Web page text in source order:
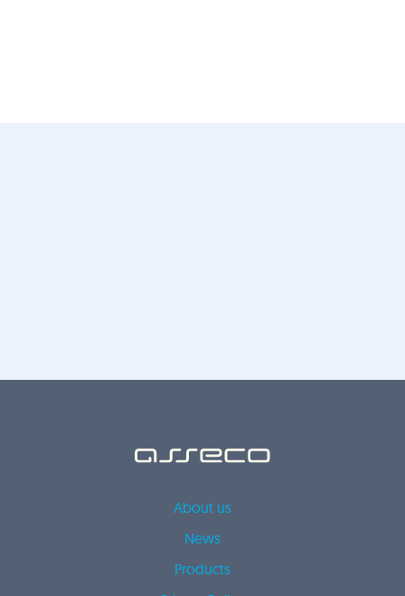
About us
News
Products